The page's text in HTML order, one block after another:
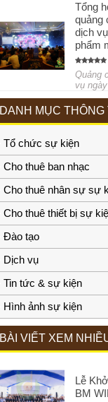
Tổng
quảng
dịch
phẩm
Quảng
vụ
DANH MỤC THÔNG
Tổ chức sự kiện
Cho thuê ban nhạc
Cho thuê nhân sự sự
Cho thuê thiết bị sự
Đào tạo
Dịch vụ
Tin tức & sự kiện
Hình ảnh sự kiện
BÀI VIẾT XEM
Lễ
BM